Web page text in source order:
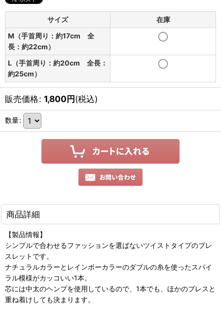
サイズ
在庫
M（手首周り：約17cm 全
長：約22cm）
L（手首周り：約20cm 全長：
約25cm）
販売価格: 1,800円(税込)
数量:
商品詳細
【製品情報】
シンプルで合わせるファッションを選ばないツイストタイプのブレ
スレットです。
ナチュラルカラーとレインボーカラーのダブルの糸を使ったスパイ
ラル模様がカッコいい1本。
芯には中太のヘンプを使用しているので、1本でも、ほかのブレスと
重ね着けしても決まります。